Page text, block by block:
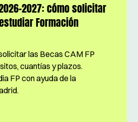
2027: cómo solicitar
Formación
las Becas CAM FP
cuantías y plazos.
FP con ayuda de la